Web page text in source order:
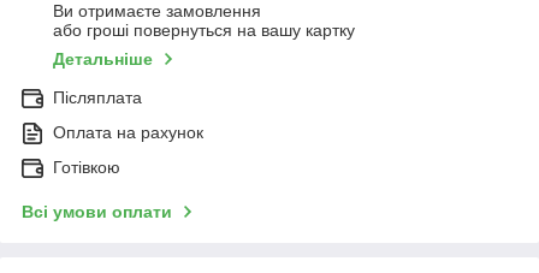
Ви отримаєте замовлення
або гроші повернуться на вашу картку
Детальніше
Післяплата
Оплата на рахунок
Готівкою
Всі умови оплати